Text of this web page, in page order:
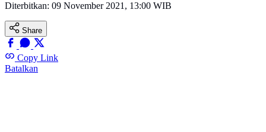
Diterbitkan: 09 November 2021, 13:00 WIB
Share
Copy Link
Batalkan